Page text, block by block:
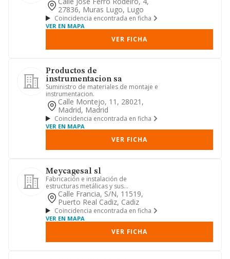
27836, Muras Lugo, Lugo
Coincidencia encontrada en ficha
VER EN MAPA
VER FICHA
Productos de
instrumentacion sa
Suministro de materiales de montaje e
instrumentacion.
Calle Montejo, 11, 28021,
Madrid, Madrid
Coincidencia encontrada en ficha
VER EN MAPA
VER FICHA
Meycagesal sl
Fabricación e instalación de
estructuras metálicas y sus
componentes
Calle Francia, S/n, 11519,
Puerto Real Cadiz, Cadiz
Coincidencia encontrada en ficha
VER EN MAPA
VER FICHA